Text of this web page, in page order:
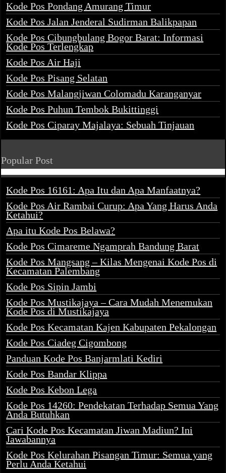
Kode Pos Pondang Amurang Timur
Kode Pos Jalan Jenderal Sudirman Balikpapan
Kode Pos Cibungbulang Bogor Barat: Informasi
Kode Pos Terlengkap
Kode Pos Air Haji
Kode Pos Pisang Selatan
Kode Pos Malangjiwan Colomadu Karanganyar
Kode Pos Puhun Tembok Bukittinggi
Kode Pos Ciparay Majalaya: Sebuah Tinjauan
Popular Post
Kode Pos 16161: Apa Itu dan Apa Manfaatnya?
Kode Pos Air Rambai Curup: Apa Yang Harus Anda
Ketahui?
Apa itu Kode Pos Belawa?
Kode Pos Cimareme Ngamprah Bandung Barat
Kode Pos Mangsang – Kilas Mengenai Kode Pos di
Kecamatan Palembang
Kode Pos Sipin Jambi
Kode Pos Mustikajaya – Cara Mudah Menemukan
Kode Pos di Mustikajaya
Kode Pos Kecamatan Kajen Kabupaten Pekalongan
Kode Pos Ciadeg Cigombong
Panduan Kode Pos Banjarmlati Kediri
Kode Pos Bandar Klippa
Kode Pos Kebon Lega
Kode Pos 14260: Pendekatan Terhadap Semua Yang
Anda Butuhkan
Cari Kode Pos Kecamatan Jiwan Madiun? Ini
Jawabannya
Kode Pos Kelurahan Pisangan Timur: Semua yang
Perlu Anda Ketahui